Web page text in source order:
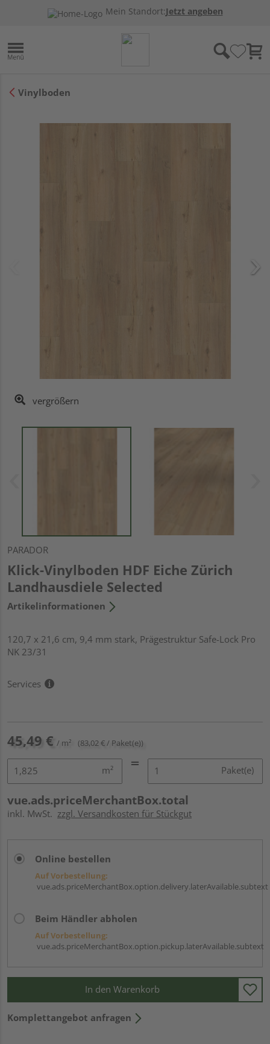
Mein Standort:Jetzt angeben
Vinylboden
vergrößern
PARADOR
Klick-Vinylboden HDF Eiche Zürich
Landhausdiele Selected
Artikelinformationen
120,7 x 21,6 cm, 9,4 mm stark, Prägestruktur Safe-Lock Pro
NK 23/31
Services
45,49 € / m² (83,02 € / Paket(e))
m² Paket(e)
vue.ads.priceMerchantBox.total
inkl. MwSt. zzgl. Versandkosten für Stückgut
Online bestellen
Auf Vorbestellung:
vue.ads.priceMerchantBox.option.delivery.laterAvailable.subtext
Beim Händler abholen
Auf Vorbestellung:
vue.ads.priceMerchantBox.option.pickup.laterAvailable.subtext
In den Warenkorb
Komplettangebot anfragen